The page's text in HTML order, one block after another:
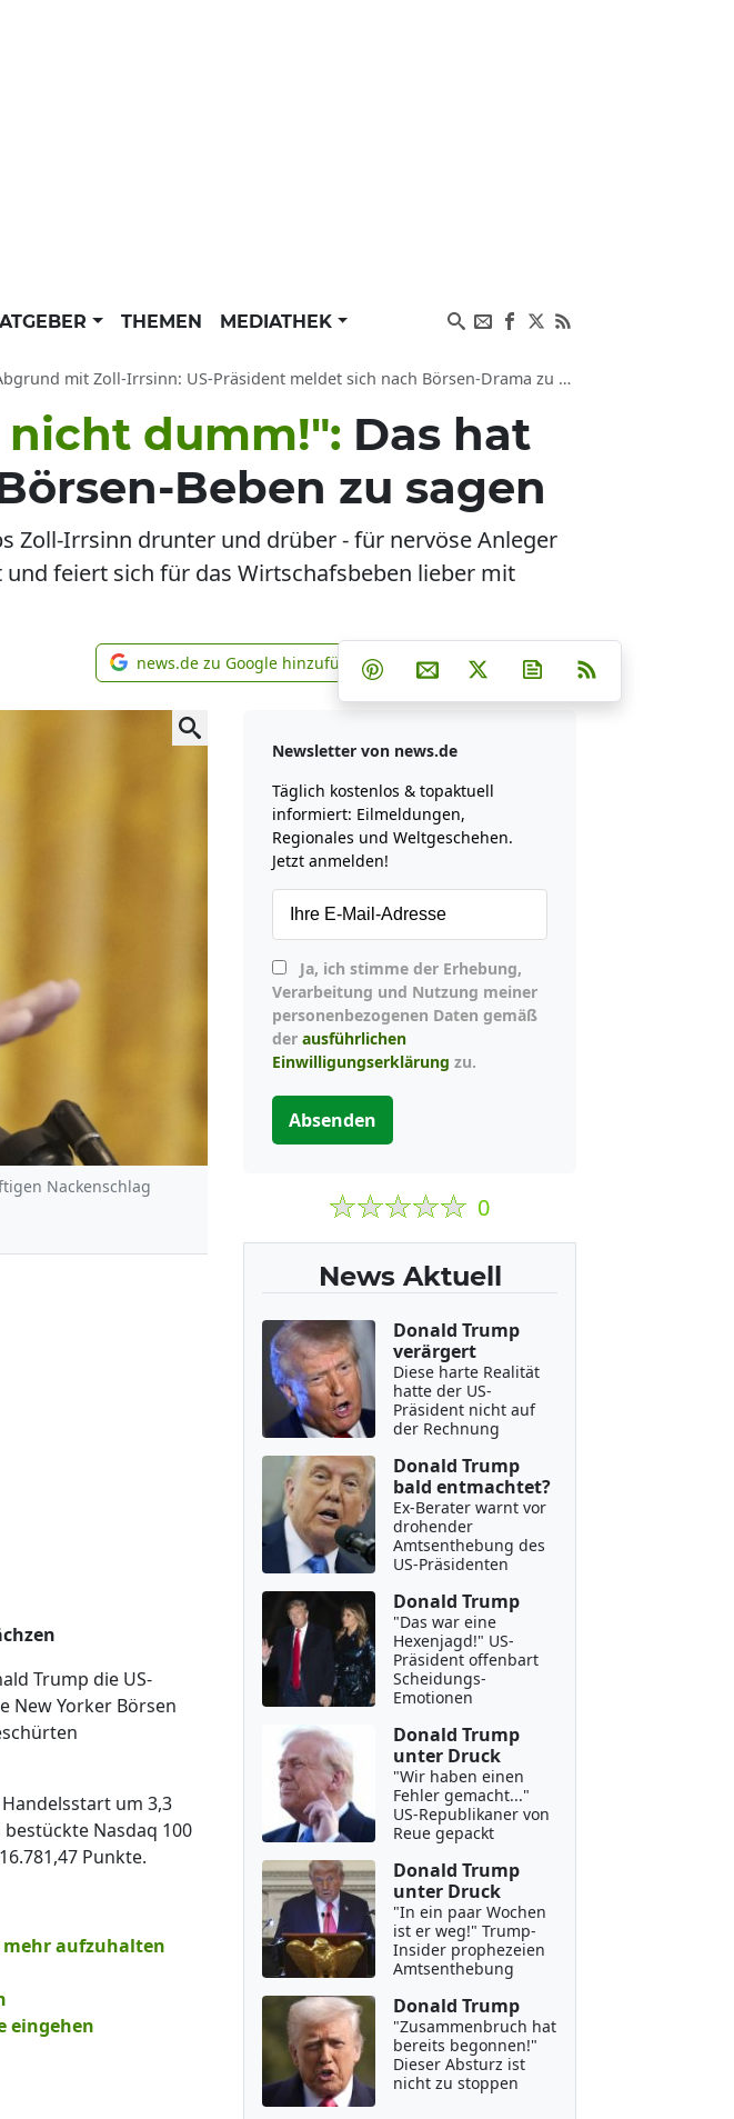
THEMEN MEDIATHEK
Zoll-Irrsinn: US-Präsident meldet sich nach Börsen-Drama zu Wort und feiert sich
nicht dumm!": Das hat
Beben zu sagen
Zoll-Irrsinn drunter und drüber - für nervöse Anleger
feiert sich für das Wirtschafsbeben lieber mit
news.de zu Google hinzufügen
news.de zu Google hinzufügen Teilen auf Facebook
Teilen auf Whatsapp
Teilen auf Telegram
Teilen auf Pinterest
Per E-Mail teilen
Post auf XNewsletter
Nackenschlag
Trump die US-
New Yorker Börsen
um 3,3
Nasdaq 100
Punkte.
aufzuhalten
eingehen
Newsletter von news.de
Täglich kostenlos & topaktuell
informiert: Eilmeldungen,
Regionales und Weltgeschehen.
Jetzt anmelden!
Verarbeitung und Nutzung meiner
personenbezogenen Daten gemäß
der ausführlichen
Einwilligungserklärung zu.
Absenden
0
News Aktuell
Donald Trump
verärgert
Diese harte Realität
hatte der US-
Präsident nicht auf
der Rechnung
Donald Trump
bald entmachtet?
Ex-Berater warnt vor
drohender
Amtsenthebung des
US-Präsidenten
Donald Trump
"Das war eine
Hexenjagd!" US-
Präsident offenbart
Scheidungs-
Emotionen
Donald Trump
unter Druck
"Wir haben einen
Fehler gemacht..."
US-Republikaner von
Reue gepackt
Donald Trump
unter Druck
"In ein paar Wochen
ist er weg!" Trump-
Insider prophezeien
Amtsenthebung
Donald Trump
"Zusammenbruch hat
bereits begonnen!"
Dieser Absturz ist
nicht zu stoppen